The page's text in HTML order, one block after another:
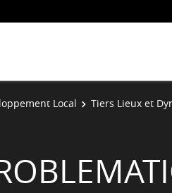
Local
Tiers Lieux et